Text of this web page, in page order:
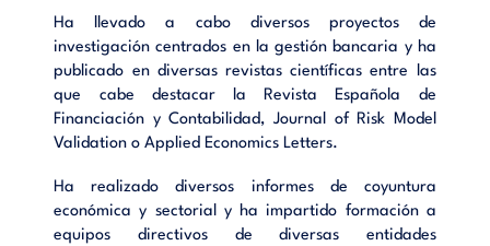
Ha llevado a cabo diversos proyectos de
investigación centrados en la gestión bancaria y ha
publicado en diversas revistas científicas entre las
que cabe destacar la Revista Española de
Financiación y Contabilidad, Journal of Risk Model
Validation o Applied Economics Letters.
Ha realizado diversos informes de coyuntura
económica y sectorial y ha impartido formación a
equipos directivos de diversas entidades